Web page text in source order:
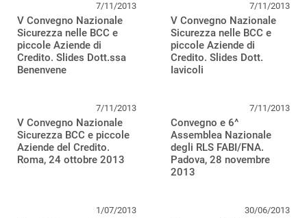
7/11/2013
V Convegno Nazionale
Sicurezza nelle BCC e
piccole Aziende di
Credito. Slides Dott.ssa
Benenvene
7/11/2013
V Convegno Nazionale
Sicurezza nelle BCC e
piccole Aziende di
Credito. Slides Dott.
Iavicoli
7/11/2013
V Convegno Nazionale
Sicurezza BCC e piccole
Aziende del Credito.
Roma, 24 ottobre 2013
7/11/2013
Convegno e 6^
Assemblea Nazionale
degli RLS FABI/FNA.
Padova, 28 novembre
2013
1/07/2013 30/06/2013